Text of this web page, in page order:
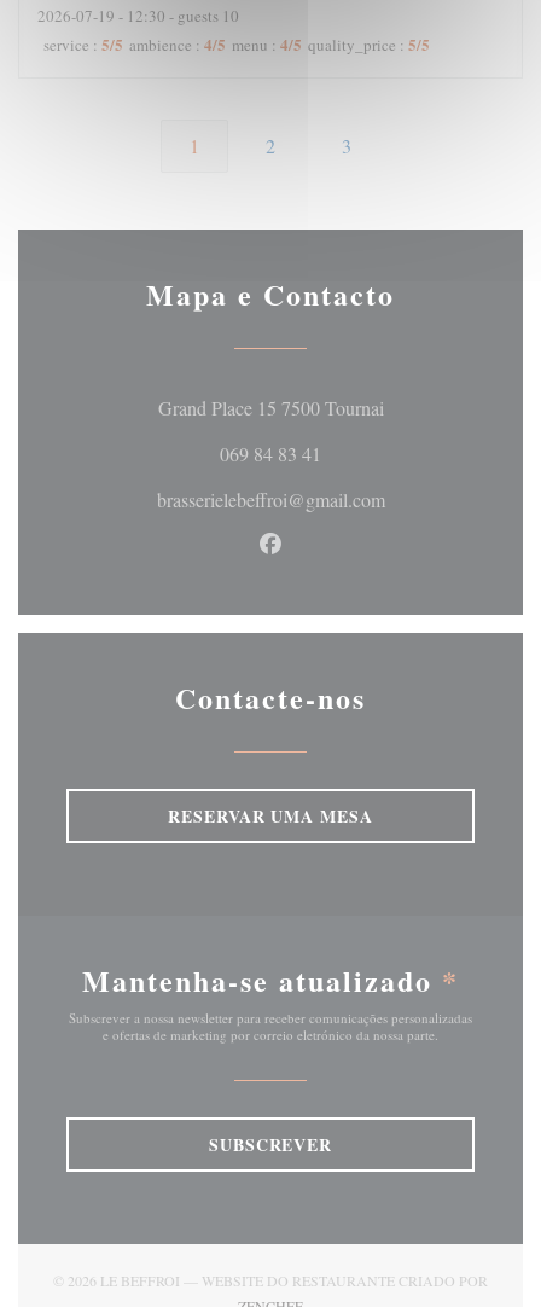
2026-07-19 - 12:30 - guests 10
service : 5/5 ambience : 4/5 menu : 4/5 quality_price : 5/5
1 2 3
Mapa e Contacto
Grand Place 15 7500 Tournai((abre numa nova
069 84 83 41
brasserielebeffroi@gmail.com
Facebook ((abre numa nova
Contacte-nos
RESERVAR UMA MESA
Mantenha-se atualizado *
Subscrever a nossa newsletter para receber comunicações personalizadas
e ofertas de marketing por correio eletrónico da nossa parte.
SUBSCREVER
© 2026 LE BEFFROI — WEBSITE DO RESTAURANTE CRIADO POR